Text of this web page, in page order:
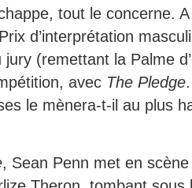
tout le concerne.
d’interprétation
jury (remettant la Palme
avec The Pledge
le mènera-t-il au plus
, Sean Penn met en scène